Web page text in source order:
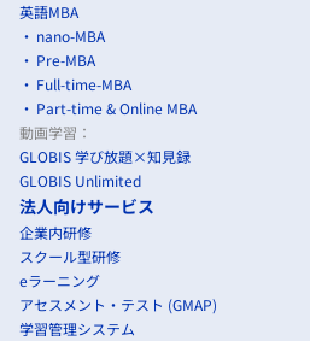
英語MBA
nano-MBA
Pre-MBA
Full-time-MBA
Part-time & Online MBA
動画学習：
GLOBIS 学び放題×知見録
GLOBIS Unlimited
法人向けサービス
企業内研修
スクール型研修
eラーニング
アセスメント・テスト (GMAP)
学習管理システム